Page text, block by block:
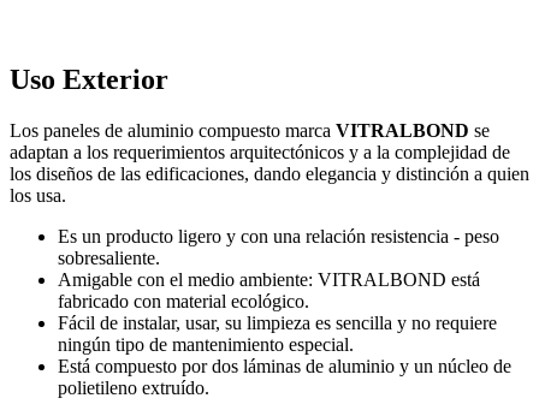
Uso Exterior
Los paneles de aluminio compuesto marca VITRALBOND se
adaptan a los requerimientos arquitectónicos y a la complejidad de
los diseños de las edificaciones, dando elegancia y distinción a quien
los usa.
Es un producto ligero y con una relación resistencia - peso
sobresaliente.
Amigable con el medio ambiente: VITRALBOND está
fabricado con material ecológico.
Fácil de instalar, usar, su limpieza es sencilla y no requiere
ningún tipo de mantenimiento especial.
Está compuesto por dos láminas de aluminio y un núcleo de
polietileno extruído.